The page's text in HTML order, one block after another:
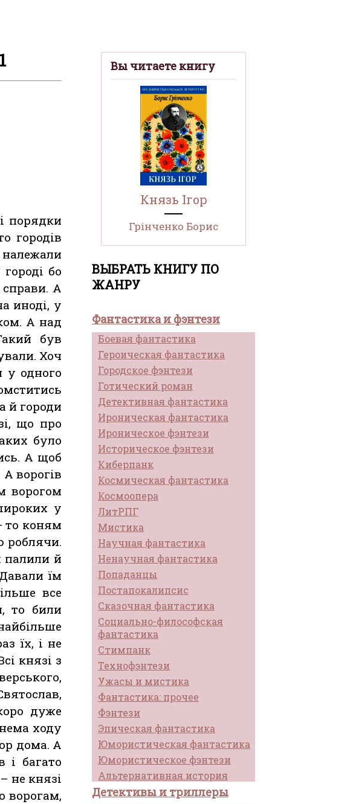
Вы читаете книгу
Князь Ігор
Грінченко Борис
ВЫБРАТЬ КНИГУ ПО
ЖАНРУ
Фантастика и фэнтези
Боевая фантастика
Героическая фантастика
Городское фэнтези
Готический роман
Детективная фантастика
Ироническая фантастика
Ироническое фэнтези
Историческое фэнтези
Киберпанк
Космическая фантастика
Космоопера
ЛитРПГ
Мистика
Научная фантастика
Ненаучная фантастика
Попаданцы
Постапокалипсис
Сказочная фантастика
Социально-философская
фантастика
Стимпанк
Технофэнтези
Ужасы и мистика
Фантастика: прочее
Фэнтези
Эпическая фантастика
Юмористическая фантастика
Юмористическое фэнтези
Альтернативная история
Детективы и триллеры
порядки
городів
належали
бо
справи. А
иноді, у
А над
був
Хоч
у одного
й городи
що про
було
А щоб
ворогів
ворогом
у
то коням
роблячи.
палили й
їм
все
то били
їх, і не
князі з
дуже
ходу
дома. А
і багато
не князі
ворогам,